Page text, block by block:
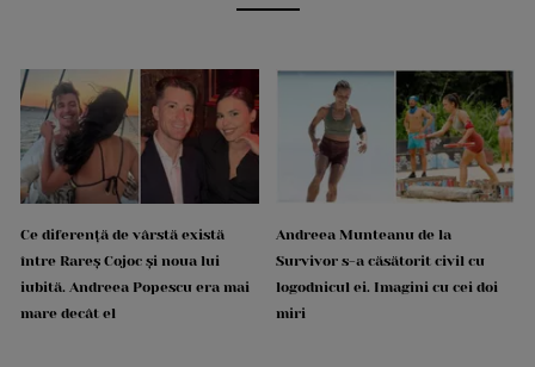
Ce diferență de vârstă există
între Rareș Cojoc și noua lui
iubită. Andreea Popescu era mai
mare decât el
Andreea Munteanu de la
Survivor s-a căsătorit civil cu
logodnicul ei. Imagini cu cei doi
miri